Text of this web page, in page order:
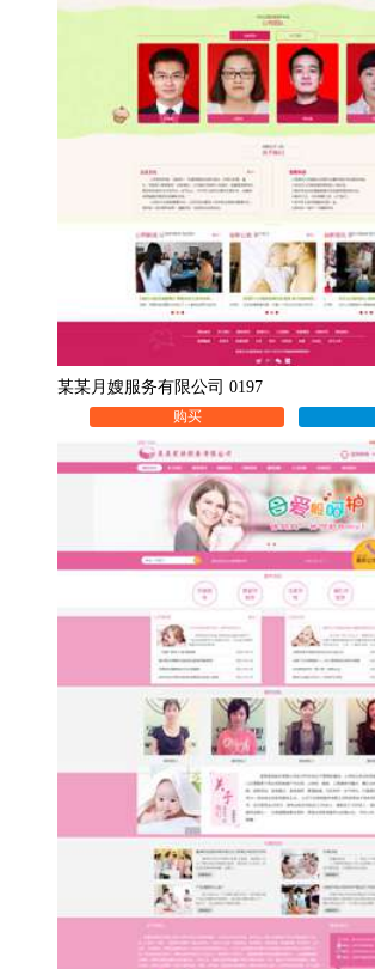
某某月嫂服务有限公司 0197
购买